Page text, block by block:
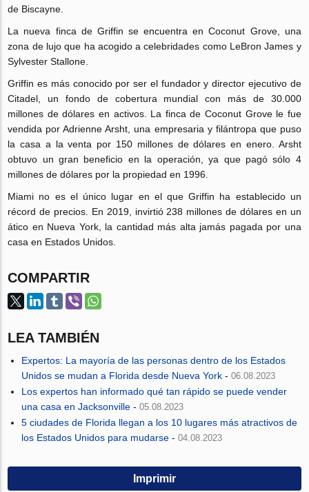
de Biscayne.
La nueva finca de Griffin se encuentra en Coconut Grove, una
zona de lujo que ha acogido a celebridades como LeBron James y
Sylvester Stallone.
Griffin es más conocido por ser el fundador y director ejecutivo de
Citadel, un fondo de cobertura mundial con más de 30.000
millones de dólares en activos. La finca de Coconut Grove le fue
vendida por Adrienne Arsht, una empresaria y filántropa que puso
la casa a la venta por 150 millones de dólares en enero. Arsht
obtuvo un gran beneficio en la operación, ya que pagó sólo 4
millones de dólares por la propiedad en 1996.
Miami no es el único lugar en el que Griffin ha establecido un
récord de precios. En 2019, invirtió 238 millones de dólares en un
ático en Nueva York, la cantidad más alta jamás pagada por una
casa en Estados Unidos.
COMPARTIR
LEA TAMBIÉN
Expertos: La mayoría de las personas dentro de los Estados
Unidos se mudan a Florida desde Nueva York -06.08.2023
Los expertos han informado qué tan rápido se puede vender
una casa en Jacksonville -05.08.2023
5 ciudades de Florida llegan a los 10 lugares más atractivos de
los Estados Unidos para mudarse -04.08.2023
Imprimir